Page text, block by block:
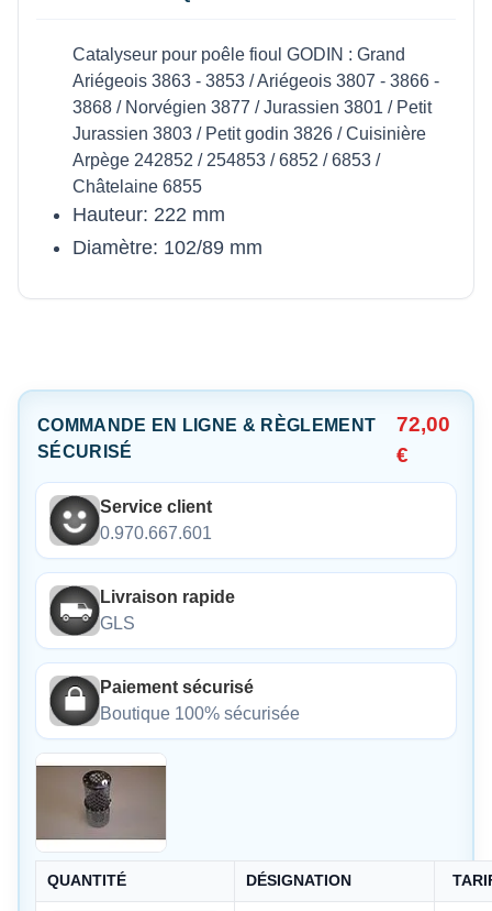
Catalyseur pour poêle fioul GODIN : Grand
Ariégeois 3863 - 3853 / Ariégeois 3807 - 3866 -
3868 / Norvégien 3877 / Jurassien 3801 / Petit
Jurassien 3803 / Petit godin 3826 / Cuisinière
Arpège 242852 / 254853 / 6852 / 6853 /
Châtelaine 6855
Hauteur: 222 mm
Diamètre: 102/89 mm
COMMANDE EN LIGNE & RÈGLEMENT
SÉCURISÉ
72,00
€
Service client
0.970.667.601
Livraison rapide
GLS
Paiement sécurisé
Boutique 100% sécurisée
QUANTITÉ DÉSIGNATION